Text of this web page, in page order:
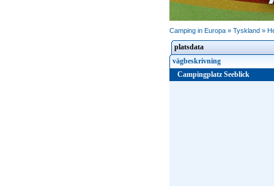
Camping in Europa » Tyskland »
platsdata
vägbeskrivning
Campingplatz Seeblick